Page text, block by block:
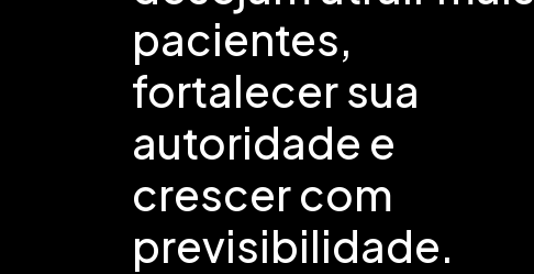
pacientes,
fortalecer sua
autoridade e
crescer com
previsibilidade.